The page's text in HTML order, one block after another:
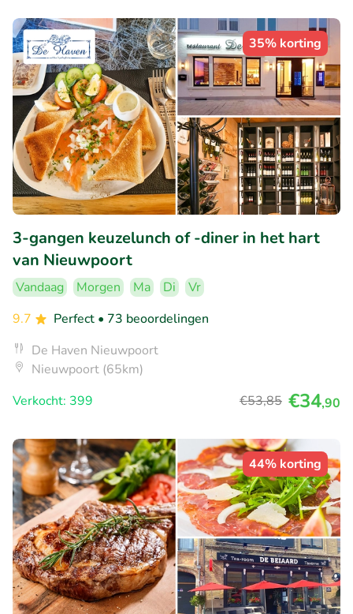
35% korting
3-gangen keuzelunch of -diner in het hart
van Nieuwpoort
Vandaag Morgen Ma Di
Vr
9.7
Perfect • 73 beoordelingen
De Haven Nieuwpoort
Nieuwpoort (65km)
Verkocht: 399
€53,85 €34,90
44% korting